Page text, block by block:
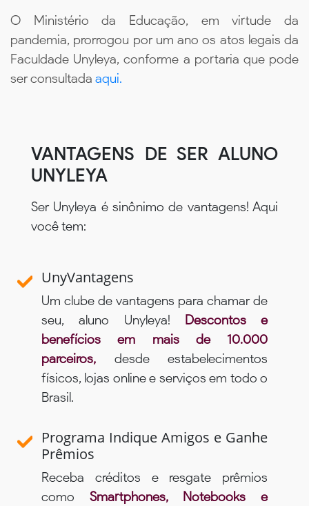
O Ministério da Educação, em virtude da
pandemia, prorrogou por um ano os atos legais da
Faculdade Unyleya, conforme a portaria que pode
ser consultada aqui.
VANTAGENS DE SER ALUNO
UNYLEYA
Ser Unyleya é sinônimo de vantagens! Aqui
você tem:
UnyVantagens
Um clube de vantagens para chamar de
seu, aluno Unyleya! Descontos e
benefícios em mais de 10.000
parceiros, desde estabelecimentos
físicos, lojas online e serviços em todo o
Brasil.
Programa Indique Amigos e Ganhe
Prêmios
Receba créditos e resgate prêmios
como Smartphones, Notebooks e